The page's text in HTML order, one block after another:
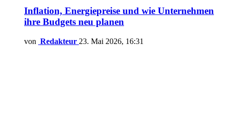
Inflation, Energiepreise und wie Unternehmen
ihre Budgets neu planen
von Redakteur 23. Mai 2026, 16:31